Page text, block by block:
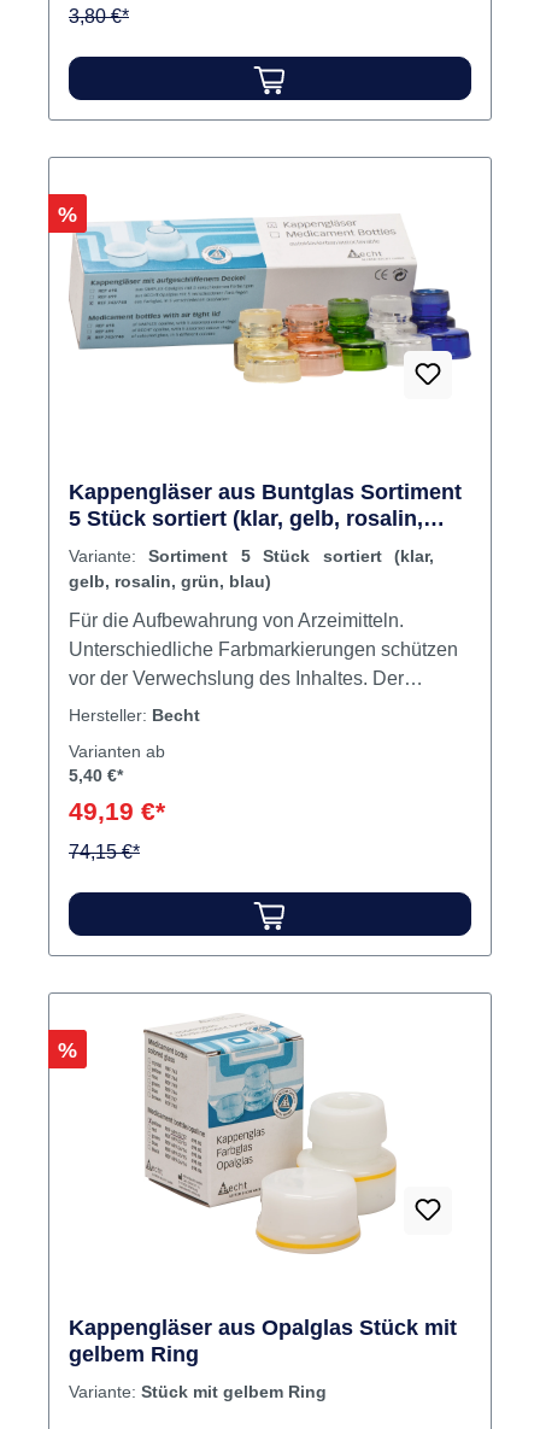
3,80 €*
Rabatt
%
Kappengläser aus Buntglas Sortiment
5 Stück sortiert (klar, gelb, rosalin,
grün, blau)
Variante: Sortiment 5 Stück sortiert (klar,
gelb, rosalin, grün, blau)
Für die Aufbewahrung von Arzeimitteln.
Unterschiedliche Farbmarkierungen schützen
vor der Verwechslung des Inhaltes. Der
griffsichere Deckel schließt das Kappenglas
ermöglicht die vollständige Entnahme des
mm hoch, 3 ml Fassungsvermögen. Inhalt
Gläser (klargelbrosalingrünblau)
Hersteller: Becht
Varianten ab
5,40 €*
49,19 €*
74,15 €*
Rabatt
%
Kappengläser aus Opalglas Stück mit
gelbem Ring
Variante: Stück mit gelbem Ring